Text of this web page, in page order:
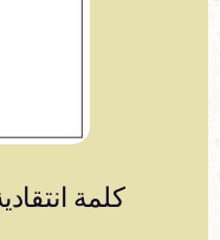
كلمة